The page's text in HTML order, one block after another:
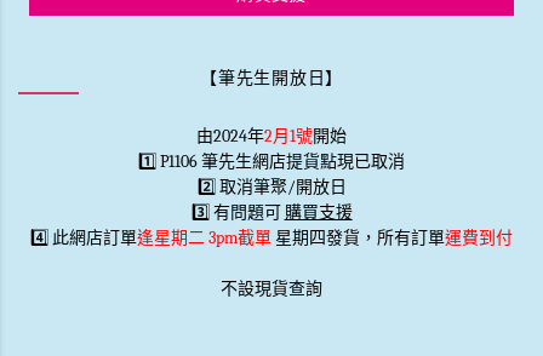
【筆先生開放日】
由2024年2月1號開始
1️⃣ P1106 筆先生網店提貨點現已取消
2️⃣ 取消筆聚/開放日
3️⃣ 有問題可 購買支援
4️⃣ 此網店訂單逢星期二 3pm截單 星期四發貨，所有訂單運費到付
不設現貨查詢